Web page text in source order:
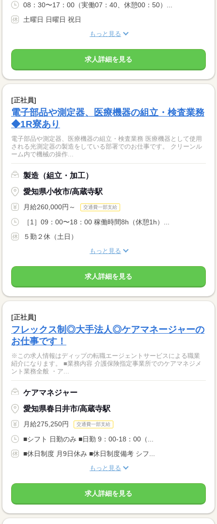
08：30〜17：00（実働07：40、休憩00：50）...
土曜日 日曜日 祝日
もっと見る
求人詳細を見る
[正社員]
電子部品や測定器、医療機器の組立・検査業務
◆1R寮あり
電子部品や測定器、医療機器の組立・検査業務 医療機器として使用
される光測定器の製造をしている部署でのお仕事です。 クリーンル
ーム内で機械の操作...
製造（組立・加工）
愛知県小牧市/高蔵寺駅
月給260,000円～ 交通費一部支給
［1］09：00〜18：00 稼働時間8h（休憩1h）...
５勤２休（土日）
もっと見る
求人詳細を見る
[正社員]
フレックス制◎大手法人◎ケアマネージャーの
お仕事です！
※この求人情報はディップの転職エージェントサービスによる職業
紹介になります。 ■業務内容 介護保険指定事業所でのケアマネジメ
ント業務全般 ・ア...
ケアマネジャー
愛知県春日井市/高蔵寺駅
月給275,250円 交通費一部支給
■シフト 日勤のみ ■日勤 9：00-18：00（...
■休日制度 月9日休み ■休日制度備考 シフ...
もっと見る
求人詳細を見る